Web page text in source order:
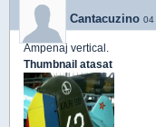
Cantacuzino 04
Ampenaj vertical.
Thumbnail atasat